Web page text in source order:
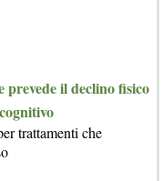
prevede il declino fisico
trattamenti che